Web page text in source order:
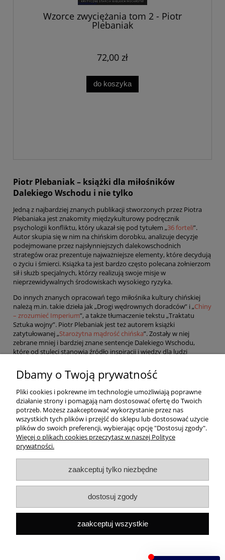
Wzorce zwyciężania tom 2 - Piotr
Plebaniak
72,00 zł
do koszyka
Piotr Plebaniak – książki dla miłośników
Dalekiego Wschodu i nie tylko
Jedną z najbardziej znanych publikacji stworzonych przez Piotra
Plebaniaka jest znakomity międzykulturowy podręcznik
psychologii konfliktu, który ukazał się pod tytułem „36 forteli”.
Autor skupia się w nim na chińskim dorobku, analizuje decyzje
podejmowane przez najsłynniejszych dalekowschodnich
strategów oraz prezentuje najważniejsze elementy, które decydują
o życiu i śmierci. Książka ta jest bardzo często polecana żołnierzom
sił i służb specjalnych, którzy realizują swoje misje w
nieprzewidywalnych środowiskach wysokiego ryzyka.
Do innych znanych opracowań tego miłośnika kultury chińskiej
należą m.in. takie dzieła jak „Drogi wędrownych doradców” i „Chiny
– zrozumieć Imperium”, a także tłumaczenie tekstu „Traktatu
Sztuka wojny”. Piotr Plebaniak jest też autorem książki
zatytułowanej „Starożytna mądrość chińska”. Zostały w niej
zebrane mniej i bardziej znane sentencje Dalekiego Wschodu,
które od stuleci stanowią źródło inspiracji i wiedzy dla ludzi
Pomoc
Dostawa
Moje konto
O firmie
Rekomendowane strony
Szybki kontakt
Capital ul. Tenisowa 8/U1, 02-602 Warszawa, Tel:+48
Dbamy o Twoją prywatność
Pliki cookies i pokrewne im technologie umożliwiają poprawne
działanie strony i pomagają nam dostosować ofertę do Twoich
potrzeb. Możesz zaakceptować wykorzystanie przez nas
wszystkich tych plików i przejść do sklepu lub dostosować użycie
plików do swoich preferencji, wybierając opcję "Dostosuj zgody".
Więcej o plikach cookies przeczytasz w naszej Polityce
prywatności.
zaakceptuj tylko niezbędne
dostosuj zgody
zaakceptuj wszystkie